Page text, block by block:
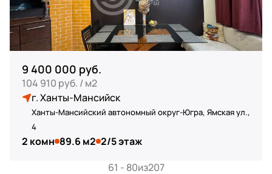
9 400 000 руб.
104 910 руб. / м2
г. Ханты-Мансийск
Ханты-Мансийский автономный округ-Югра, Ямская ул.,
4
2 комн 89.6 м2 2/5 этаж
61 - 80из207